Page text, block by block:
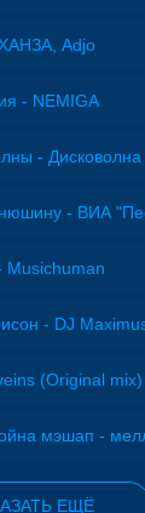
Adjo
- NEMIGA
- Дисковолна
- ВИА
- DJ
(Original
мэшап -
ЕЩЁ